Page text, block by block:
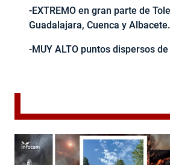
-EXTREMO en gran parte de
Guadalajara, Cuenca y Albacete.
-MUY ALTO puntos dispersos